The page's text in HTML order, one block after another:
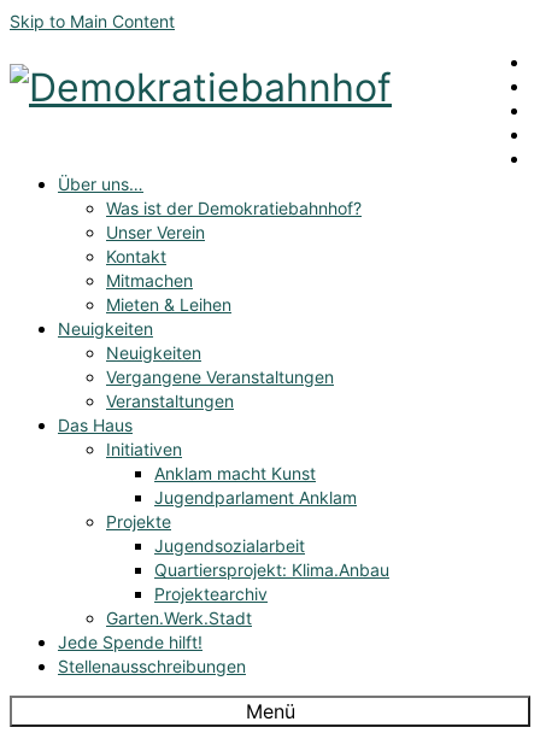
Skip to Main Content
Über uns…
Was ist der Demokratiebahnhof?
Unser Verein
Kontakt
Mitmachen
Mieten & Leihen
Neuigkeiten
Neuigkeiten
Vergangene Veranstaltungen
Veranstaltungen
Das Haus
Initiativen
Anklam macht Kunst
Jugendparlament Anklam
Projekte
Jugendsozialarbeit
Quartiersprojekt: Klima.Anbau
Projektearchiv
Garten.Werk.Stadt
Jede Spende hilft!
Stellenausschreibungen
Menü